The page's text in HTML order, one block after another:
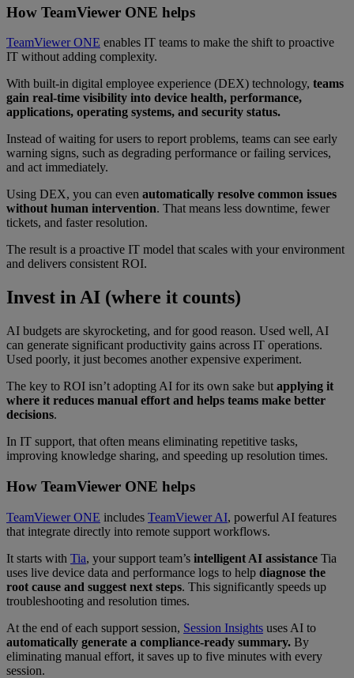
How TeamViewer ONE helps
TeamViewer ONE enables IT teams to make the shift to proactive
IT without adding complexity.
With built-in digital employee experience (DEX) technology, teams
gain real-time visibility into device health, performance,
applications, operating systems, and security status.
Instead of waiting for users to report problems, teams can see early
warning signs, such as degrading performance or failing services,
and act immediately.
Using DEX, you can even automatically resolve common issues
without human intervention. That means less downtime, fewer
tickets, and faster resolution.
The result is a proactive IT model that scales with your environment
and delivers consistent ROI.
Invest in AI (where it counts)
AI budgets are skyrocketing, and for good reason. Used well, AI
can generate significant productivity gains across IT operations.
Used poorly, it just becomes another expensive experiment.
The key to ROI isn’t adopting AI for its own sake but applying it
where it reduces manual effort and helps teams make better
decisions.
In IT support, that often means eliminating repetitive tasks,
improving knowledge sharing, and speeding up resolution times.
How TeamViewer ONE helps
TeamViewer ONE includes TeamViewer AI, powerful AI features
that integrate directly into remote support workflows.
It starts with Tia, your support team’s intelligent AI assistance Tia
uses live device data and performance logs to help diagnose the
root cause and suggest next steps. This significantly speeds up
troubleshooting and resolution times.
At the end of each support session, Session Insights uses AI to
automatically generate a compliance-ready summary. By
eliminating manual effort, it saves up to five minutes with every
session.